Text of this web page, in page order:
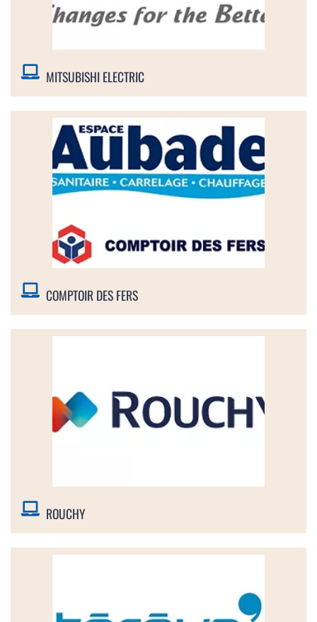
MITSUBISHI ELECTRIC
COMPTOIR DES FERS
ROUCHY